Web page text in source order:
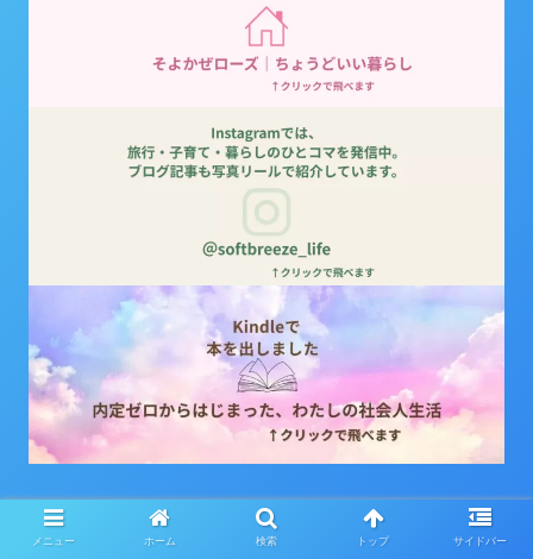
そよかぜ快適ライフ
メニュー ホーム 検索 トップ サイドバー